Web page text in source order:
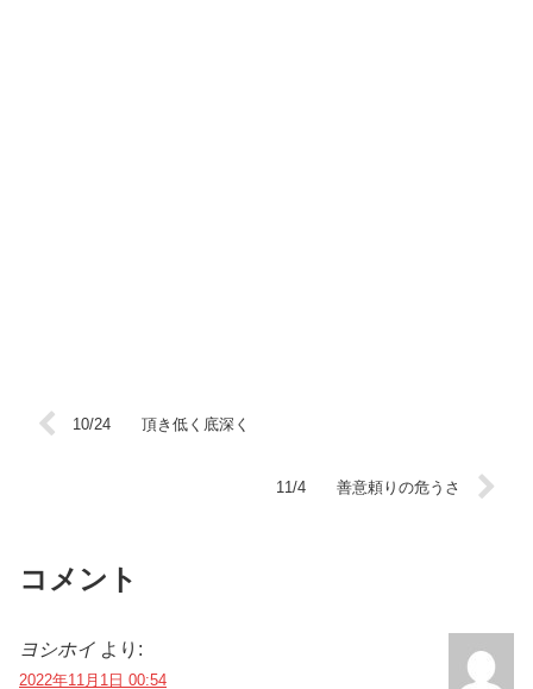
10/24 頂き低く底深く
11/4 善意頼りの危うさ
コメント
ヨシホイ より:
2022年11月1日 00:54